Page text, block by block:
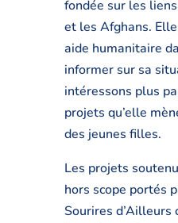
fondée sur les
et les Afghans.
aide humanitaire
informer sur sa
intéressons plus
projets qu’elle
des jeunes filles.
Les projets
hors scope portés
Sourires